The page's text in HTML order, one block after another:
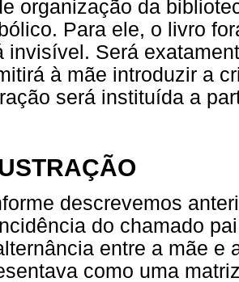
organização da
Para ele, o livro
invisível. Será
à mãe introduzir a
será instituída a
descrevemos
do chamado
entre a mãe e
como uma